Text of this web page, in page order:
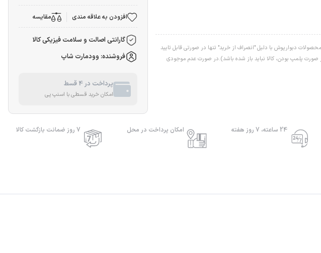
دبوارپوش با دلیل "انصراف از خرید" تنها در صورتی قابل تایید
صورت پلمپ بودن، کالا نباید باز شده باشد).در صورت عدم موجودی
افزودن به علاقه مندی مقایسه
گارانتی اصالت و سلامت فیزیکی کالا
فروشنده: وودمارت شاپ
پرداخت در 4 قسط
امکان خرید قسطی با اسنپ پی
24 ساعته، 7 روز هفته امکان پرداخت در محل 7 روز ضمانت بازگشت کالا